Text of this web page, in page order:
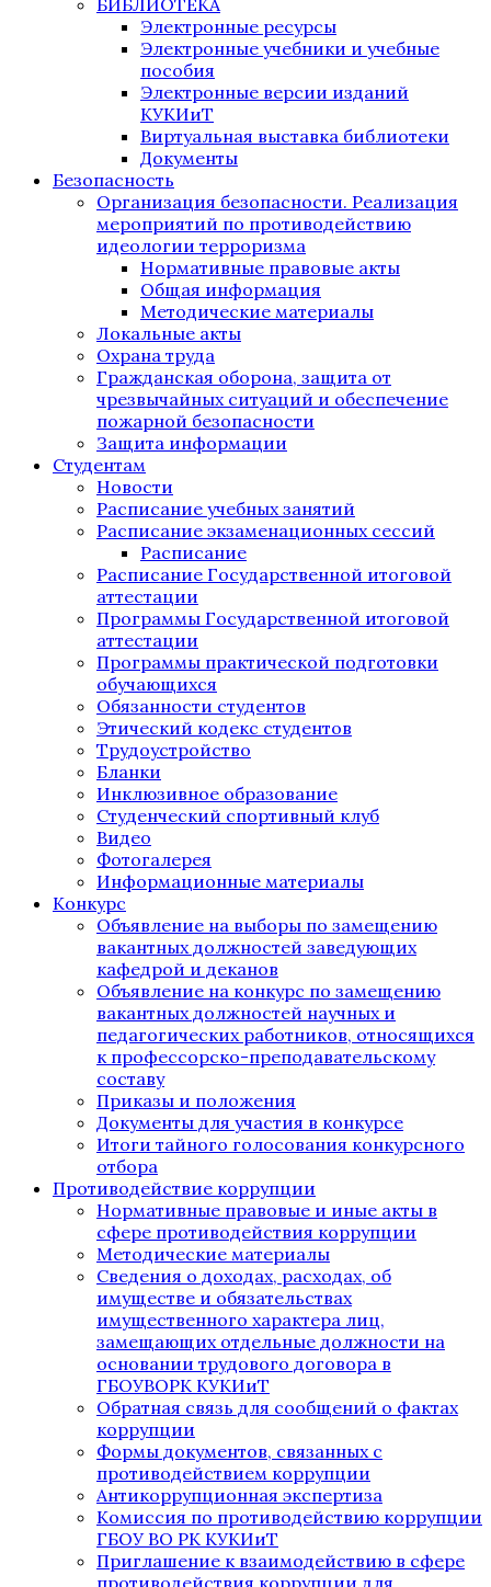
БИБЛИОТЕКА
Электронные ресурсы
Электронные учебники и учебные
пособия
Электронные версии изданий
КУКИиТ
Виртуальная выставка библиотеки
Документы
Безопасность
Организация безопасности. Реализация
мероприятий по противодействию
идеологии терроризма
Нормативные правовые акты
Общая информация
Методические материалы
Локальные акты
Охрана труда
Гражданская оборона, защита от
чрезвычайных ситуаций и обеспечение
пожарной безопасности
Защита информации
Студентам
Новости
Расписание учебных занятий
Расписание экзаменационных сессий
Расписание
Расписание Государственной итоговой
аттестации
Программы Государственной итоговой
аттестации
Программы практической подготовки
обучающихся
Обязанности студентов
Этический кодекс студентов
Трудоустройство
Бланки
Инклюзивное образование
Студенческий спортивный клуб
Видео
Фотогалерея
Информационные материалы
Конкурс
Объявление на выборы по замещению
вакантных должностей заведующих
кафедрой и деканов
Объявление на конкурс по замещению
вакантных должностей научных и
педагогических работников, относящихся
к профессорско-преподавательскому
составу
Приказы и положения
Документы для участия в конкурсе
Итоги тайного голосования конкурсного
отбора
Противодействие коррупции
Нормативные правовые и иные акты в
сфере противодействия коррупции
Методические материалы
Сведения о доходах, расходах, об
имуществе и обязательствах
имущественного характера лиц,
замещающих отдельные должности на
основании трудового договора в
ГБОУВОРК КУКИиТ
Обратная связь для сообщений о фактах
коррупции
Формы документов, связанных с
противодействием коррупции
Антикоррупционная экспертиза
Комиссия по противодействию коррупции
ГБОУ ВО РК КУКИиТ
Приглашение к взаимодействию в сфере
противодействия коррупции для